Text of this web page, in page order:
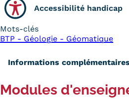
Accessibilité handicap
Mots-clés
BTP - Géologie - Géomatique
Informations complémentaires
Modules